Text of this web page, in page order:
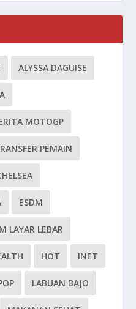
ALYSSA DAGUISE
MOTOGP
PEMAIN
ESDM
LAYAR LEBAR
HOT INET
LABUAN BAJO